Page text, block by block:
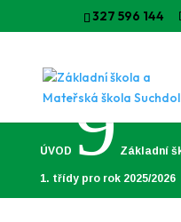
327 596 144
ÚVOD 9 Základní
1. třídy pro rok 2025/2026